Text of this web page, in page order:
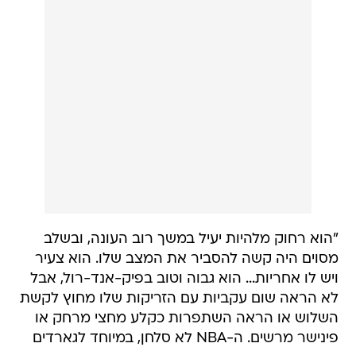
"הוא רחוק מלהיות יעיל במשך רוב העונה, ובשלב
מסוים היה קשה להסביר את המצב שלו. הוא צעיר
ויש לו אחריות... הוא גבוה וטוב בפיק-אנד-רול, אבל
לא הראה שום עקביות עם הזריקות שלו מחוץ לקשת
השלוש או הראה השתפרות כקלע מחצי מרחק או
פינישר מרשים. ה-NBA לא סלחן, במיוחד לגארדים